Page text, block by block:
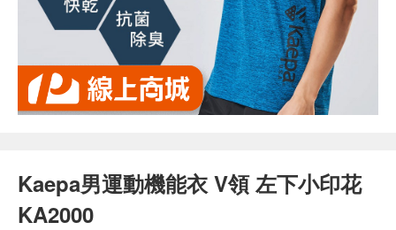
Kaepa男運動機能衣 V領 左下小印花
KA2000